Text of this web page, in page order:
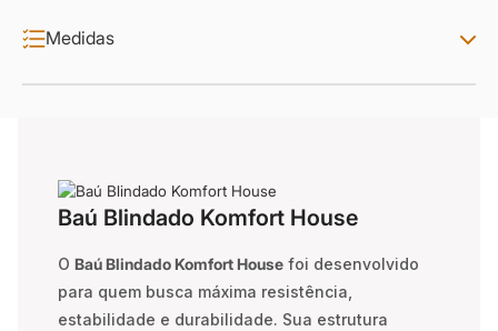
Medidas
Baú Blindado Komfort House
O Baú Blindado Komfort House foi desenvolvido
para quem busca máxima resistência,
estabilidade e durabilidade. Sua estrutura